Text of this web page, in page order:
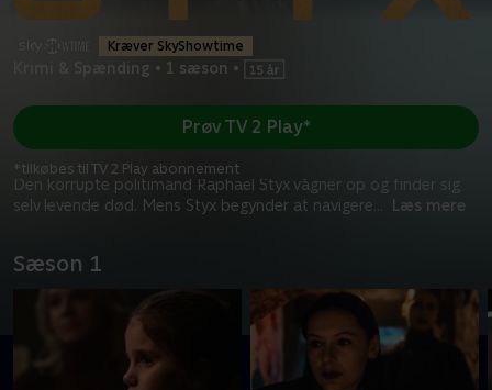
Kræver SkyShowtime
Krimi & Spænding • 1 sæson •
Den korrupte politimand Raphaël Styx vågner op og finder sig
selv levende død. Mens Styx begynder at navigere
Læs mere
Prøv TV 2 Play*
*tilkøbes til TV 2 Play abonnement
Sæson 1